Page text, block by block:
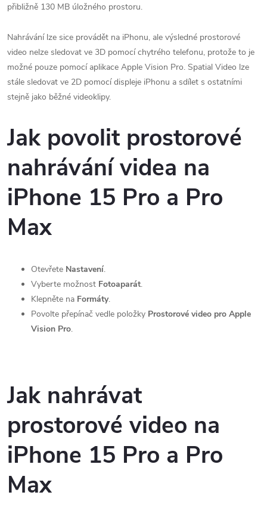
přibližně 130 MB úložného prostoru.
Nahrávání lze sice provádět na iPhonu, ale výsledné prostorové
video nelze sledovat ve 3D pomocí chytrého telefonu, protože to je
možné pouze pomocí aplikace Apple Vision Pro. Spatial Video lze
stále sledovat ve 2D pomocí displeje iPhonu a sdílet s ostatními
stejně jako běžné videoklipy.
Jak povolit prostorové
nahrávání videa na
iPhone 15 Pro a Pro
Max
Otevřete Nastavení.
Vyberte možnost Fotoaparát.
Klepněte na Formáty.
Povolte přepínač vedle položky Prostorové video pro Apple
Vision Pro.
Jak nahrávat
prostorové video na
iPhone 15 Pro a Pro
Max